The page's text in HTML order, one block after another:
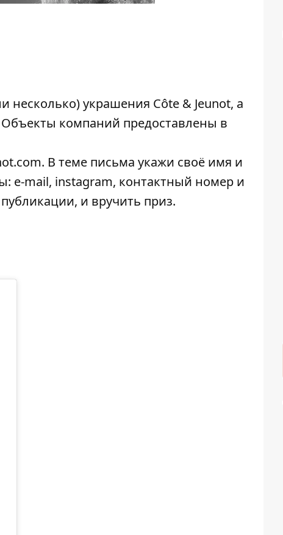
несколько) украшения Côte & Jeunot, а
компаний предоставлены в
. В теме письма укажи своё имя и
e-mail, instagram, контактный номер и
и вручить приз.